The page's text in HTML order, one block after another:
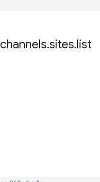
channels.sites.list